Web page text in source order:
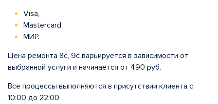
Visa,
Mastercard,
МИР.
Цена ремонта 8с, 9с варьируется в зависимости от
выбранной услуги и начинается от 490 руб.
Все процессы выполняются в присутствии клиента с
10:00 до 22:00 .